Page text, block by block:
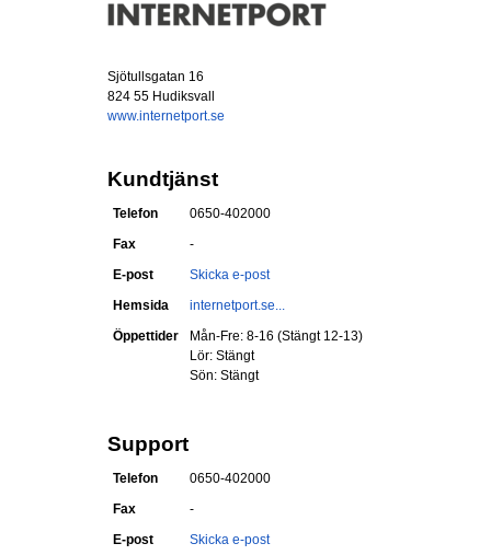
Sjötullsgatan 16
824 55 Hudiksvall
www.internetport.se
Kundtjänst
Telefon
0650-402000
Fax
-
E-post
Skicka e-post
Hemsida
internetport.se...
Öppettider
Mån-Fre: 8-16 (Stängt 12-13)
Lör: Stängt
Sön: Stängt
Support
Telefon
0650-402000
Fax
-
E-post
Skicka e-post